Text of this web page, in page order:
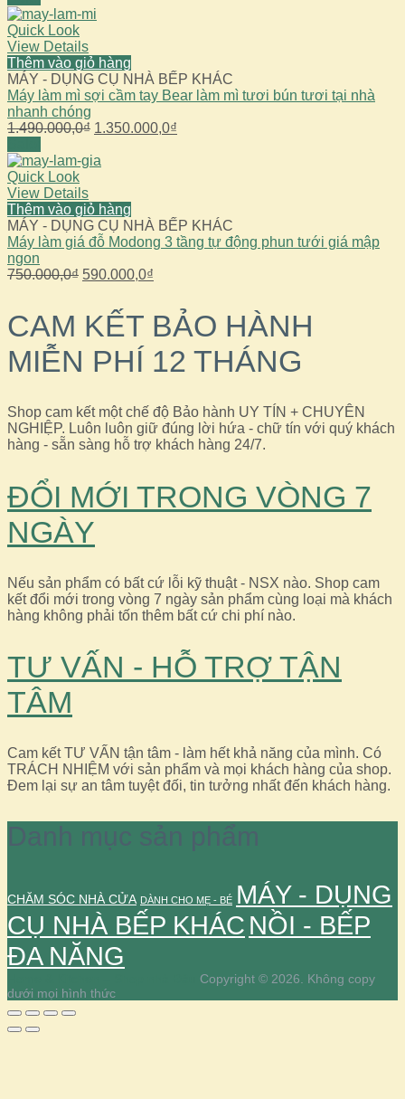
là:
Quick Look
View Details
Thêm vào giỏ hàng
MÁY - DỤNG CỤ NHÀ BẾP KHÁC
Máy làm mì sợi cầm tay Bear làm mì tươi bún tươi tại nhà
nhanh chóng
1.490.000,0₫ Giá
là:
1.350.000,0₫
Quick Look
View Details
Thêm vào giỏ hàng
MÁY - DỤNG CỤ NHÀ BẾP KHÁC
Máy làm giá đỗ Modong 3 tầng tự động phun tưới giá mập
ngon
750.000,0₫ Giá
750.000,0₫.
590.000,0₫
là:
590.000,0₫.
CAM KẾT BẢO HÀNH
MIỄN PHÍ 12 THÁNG
Shop cam kết một chế độ Bảo hành UY TÍN + CHUYÊN
NGHIỆP. Luôn luôn giữ đúng lời hứa - chữ tín với quý khách
hàng - sẵn sàng hỗ trợ khách hàng 24/7.
ĐỔI MỚI TRONG VÒNG 7
NGÀY
Nếu sản phẩm có bất cứ lỗi kỹ thuật - NSX nào. Shop cam
kết đổi mới trong vòng 7 ngày sản phẩm cùng loại mà khách
hàng không phải tốn thêm bất cứ chi phí nào.
TƯ VẤN - HỖ TRỢ TẬN
TÂM
Cam kết TƯ VẤN tận tâm - làm hết khả năng của mình. Có
TRÁCH NHIỆM với sản phẩm và mọi khách hàng của shop.
Đem lại sự an tâm tuyệt đối, tin tưởng nhất đến khách hàng.
Danh mục sản phẩm
CHĂM SÓC NHÀ CỬA DÀNH CHO MẸ - BÉ MÁY - DỤNG
CỤ NHÀ BẾP KHÁC NỒI - BẾP
ĐA NĂNG
Copyright © 2026. Không copy
dưới mọi hình thức